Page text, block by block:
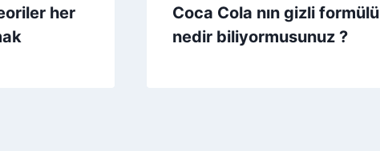
her
Coca Cola nın gizli formülü
nedir biliyormusunuz ?